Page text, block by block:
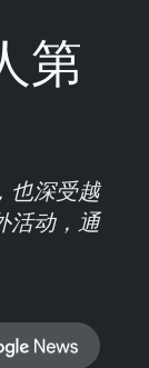
第
也深受越
活动，通